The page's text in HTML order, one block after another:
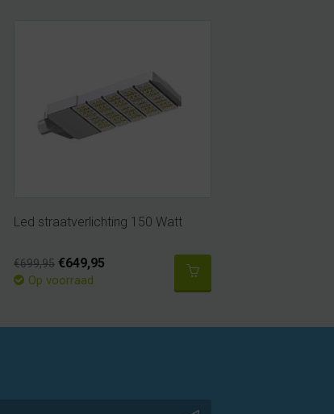
Led straatverlichting 150 Watt
€699,95 €649,95
Op voorraad